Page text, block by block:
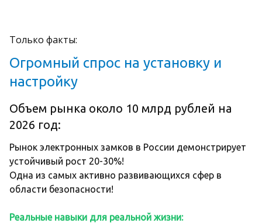
Только факты:
Огромный спрос на установку и
настройку
Объем рынка около 10 млрд рублей на
2026 год:
Рынок электронных замков в России демонстрирует
устойчивый рост 20-30%!
Одна из самых активно развивающихся сфер в
области безопасности!
Реальные навыки для реальной жизни: